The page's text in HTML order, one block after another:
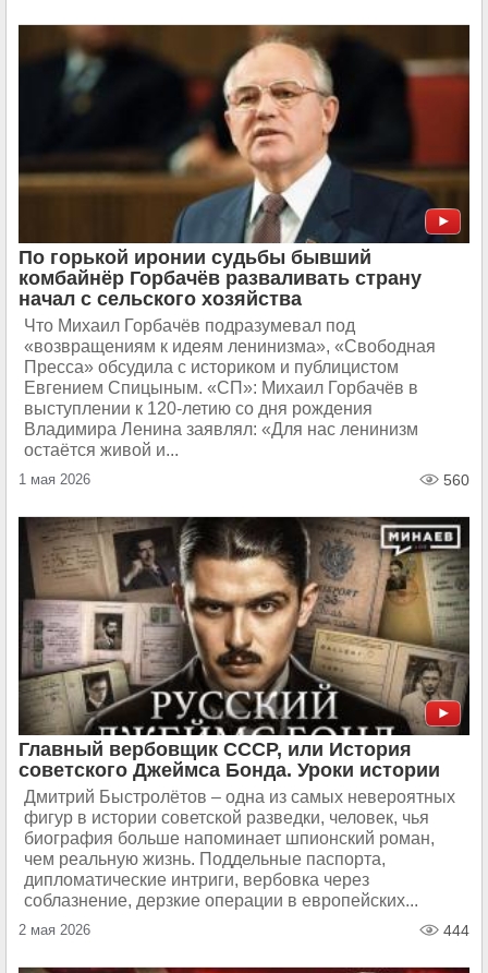
По горькой иронии судьбы бывший
комбайнёр Горбачёв разваливать страну
начал с сельского хозяйства
Что Михаил Горбачёв подразумевал под
«возвращениям к идеям ленинизма», «Свободная
Пресса» обсудила с историком и публицистом
Евгением Спицыным. «СП»: Михаил Горбачёв в
выступлении к 120-летию со дня рождения
Владимира Ленина заявлял: «Для нас ленинизм
остаётся живой и...
1 мая 2026 560
Главный вербовщик СССР, или История
советского Джеймса Бонда. Уроки истории
Дмитрий Быстролётов – одна из самых невероятных
фигур в истории советской разведки, человек, чья
биография больше напоминает шпионский роман,
чем реальную жизнь. Поддельные паспорта,
дипломатические интриги, вербовка через
соблазнение, дерзкие операции в европейских...
2 мая 2026 444